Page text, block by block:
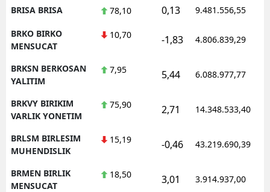
BRISA BRISA 78,10 0,13 9.481.556,55
BRKO BIRKO
MENSUCAT
10,70 -1,83 4.806.839,29
BRKSN BERKOSAN
YALITIM
7,95 5,44 6.088.977,77
BRKVY BIRIKIM
VARLIK YONETIM
75,90 2,71 14.348.533,40
BRLSM BIRLESIM
MUHENDISLIK
15,19 -0,46 43.219.690,39
BRMEN BIRLIK
MENSUCAT
18,50 3,01 3.914.937,00